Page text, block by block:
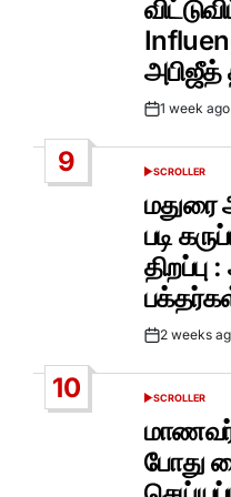
அபிஜீத்
Post1 week ago
9
POSTED
SCROLLER
மதுரை
படி
Post2 weeks
10
POSTED
SCROLLER
போது